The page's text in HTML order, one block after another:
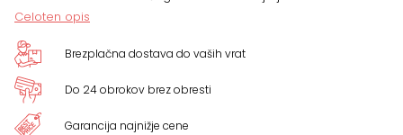
Celoten opis
Brezplačna dostava do vaših vrat
Do 24 obrokov brez obresti
Garancija najnižje cene